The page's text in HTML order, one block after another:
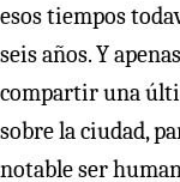
esos tiempos
seis años. Y
compartir una
sobre la ciudad,
notable ser